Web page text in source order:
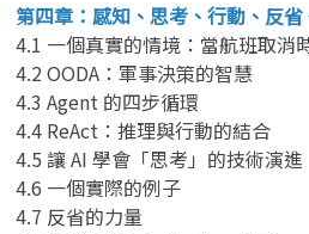
第四章：感知、思考、行動、反
4.1 一個真實的情境：當航班取消
4.2 OODA：軍事決策的智慧
4.3 Agent 的四步循環
4.4 ReAct：推理與行動的結合
4.5 讓 AI 學會「思考」的技術演進
4.6 一個實際的例子
4.7 反省的力量